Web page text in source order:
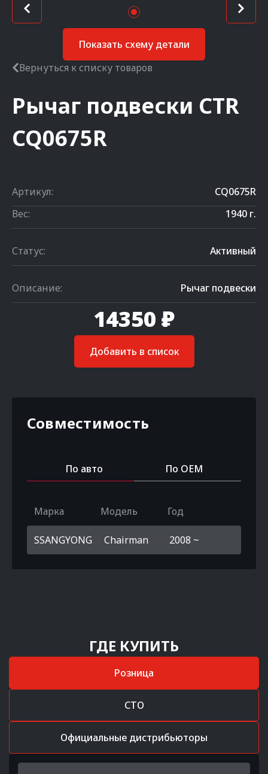
Показать схему детали
Вернуться к списку товаров
Рычаг подвески CTR
CQ0675R
Артикул:
CQ0675R
Вес:
1940 г.
Статус: Активный
Описание: Рычаг подвески
14350 ₽
Добавить в список
Совместимость
По авто По OEM
Марка Модель Год
SSANGYONG Chairman 2008 ~
ГДЕ КУПИТЬ
Розница
СТО
Официальные дистрибьюторы